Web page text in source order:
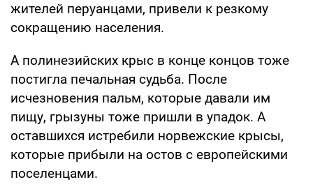
жителей перуанцами, привели к резкому
сокращению населения.
А полинезийских крыс в конце концов тоже
постигла печальная судьба. После
исчезновения пальм, которые давали им
пищу, грызуны тоже пришли в упадок. А
оставшихся истребили норвежские крысы,
которые прибыли на остов с европейскими
поселенцами.